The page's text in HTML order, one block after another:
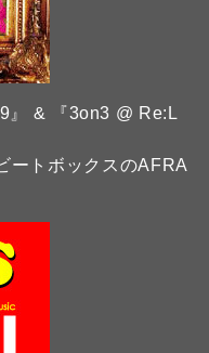
』 & 『3on3 @ Re:L
ートボックスのAFRA